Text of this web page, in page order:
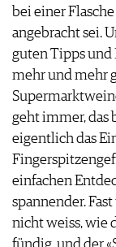
bei einer
angebracht sei.
guten Tipps und
mehr und mehr
geht immer, das
eigentlich das
einfachen
spannender.
nicht weiss, wie